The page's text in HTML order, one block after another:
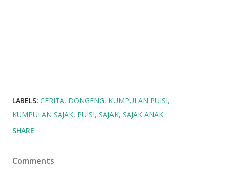
LABELS: CERITA DONGENG KUMPULAN PUISI
KUMPULAN SAJAK PUISI SAJAK SAJAK ANAK
SHARE
Comments